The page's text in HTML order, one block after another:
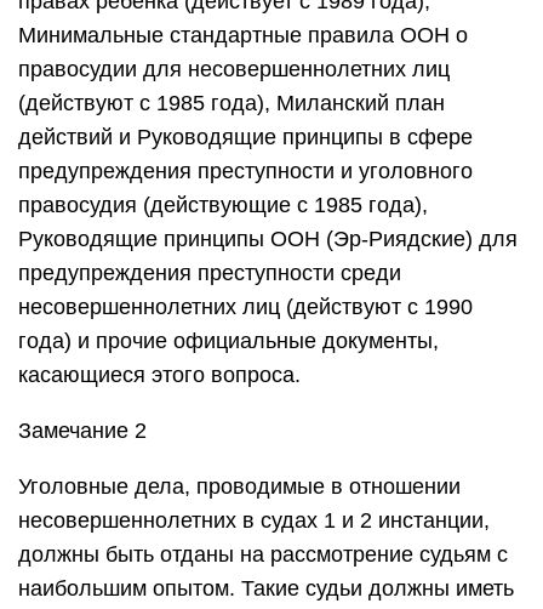
Минимальные стандартные правила ООН о
правосудии для несовершеннолетних лиц
(действуют с 1985 года), Миланский план
действий и Руководящие принципы в сфере
предупреждения преступности и уголовного
правосудия (действующие с 1985 года),
Руководящие принципы ООН (Эр-Риядские) для
предупреждения преступности среди
несовершеннолетних лиц (действуют с 1990
года) и прочие официальные документы,
касающиеся этого вопроса.
Замечание 2
Уголовные дела, проводимые в отношении
несовершеннолетних в судах 1 и 2 инстанции,
должны быть отданы на рассмотрение судьям с
наибольшим опытом. Такие судьи должны иметь